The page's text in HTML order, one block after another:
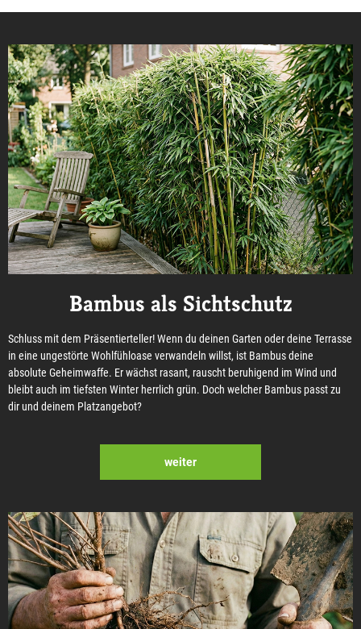
Bambus als Sichtschutz
Schluss mit dem Präsentierteller! Wenn du deinen Garten oder deine Terrasse
in eine ungestörte Wohlfühloase verwandeln willst, ist Bambus deine
absolute Geheimwaffe. Er wächst rasant, rauscht beruhigend im Wind und
bleibt auch im tiefsten Winter herrlich grün. Doch welcher Bambus passt zu
dir und deinem Platzangebot?
weiter